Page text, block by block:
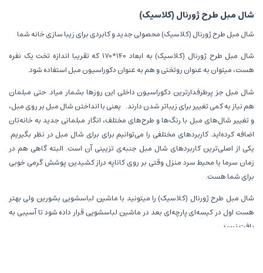
شال مبل طرح ژورنال (کلاسیک)
شال مبل طرح ژورنال (کلاسیک) محصولی جدید و کابردی برای زیبا سازی خانه شما
شال مبل طرح ژورنال (کلاسیک) به ابعاد 140*170 که تقریبا اندازه تخت یک نفره
هست، میتوان به عنوان روتختی و هم به عنوان دکوراسیون مبل استفاده شود.
شال مبل جز پرطرفدارترین دکوراسیون داخلی این روزها بشمار میاد. حتی مبلمان
هم نیاز به کمی تغییر برای زیباتر شدن دارند. یعنی با انداختن شال مبل بر روی مبل،
و تغییر شال‌های مبل با رنگ‌ها و طرح‌های مختلف، انگار مبلمانی جدید به خانه‌تان
اضافه کرده‌اید. کاربردهای مختلفی را می‌توانیم برای برای شال مبل در نظر بگیریم.
یکی از اصلی‌ترین کاربردهای شال مبل جنبه‌ی تزیینی آن است. البته گاهی هم در
زمان سرما یا محیط سرد منزل وقتی بر روی کاناپه دراز کشیدین پوشش گرمی خوبی
برای شما هست.
شال مبل طرح ژورنال (کلاسیک) را میتونید با ماشین لباسشویی بشورین ولی بهتر
هست اول در کیسه‌ای پارچه‌ای بعد در ماشین لباسشویی قرار داده شود تا آسیبی به
بافت نرسد.